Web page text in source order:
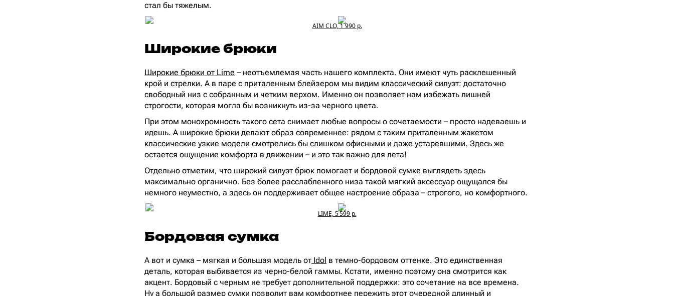
стал бы тяжелым.
AIM CLO, 1 990 р.
Широкие брюки
Широкие брюки от Lime – неотъемлемая часть нашего комплекта. Они имеют чуть расклешенный
крой и стрелки. А в паре с приталенным блейзером мы видим классический силуэт: достаточно
свободный низ с собранным и четким верхом. Именно он позволяет нам избежать лишней
строгости, которая могла бы возникнуть из-за черного цвета.
При этом монохромность такого сета снимает любые вопросы о сочетаемости – просто надеваешь и
идешь. А широкие брюки делают образ современнее: рядом с таким приталенным жакетом
классические узкие модели смотрелись бы слишком офисными и даже устаревшими. Здесь же
остается ощущение комфорта в движении – и это так важно для лета!
Отдельно отметим, что широкий силуэт брюк помогает и бордовой сумке выглядеть здесь
максимально органично. Без более расслабленного низа такой мягкий аксессуар ощущался бы
немного неуместно, а здесь он поддерживает общее настроение образа – строгого, но комфортного.
LIME, 5 599 р.
Бордовая сумка
А вот и сумка – мягкая и большая модель от Idol в темно-бордовом оттенке. Это единственная
деталь, которая выбивается из черно-белой гаммы. Кстати, именно поэтому она смотрится как
акцент. Бордовый с черным не требует дополнительной поддержки: это сочетание на все времена.
Ну а большой размер сумки позволит вам комфортнее пережить этот очередной длинный и